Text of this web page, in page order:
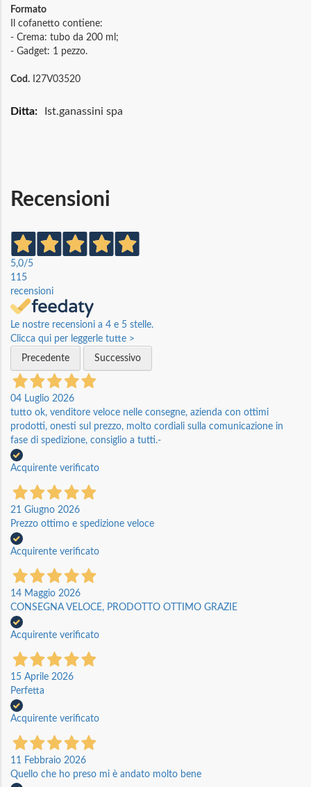
Formato
Il cofanetto contiene:
- Crema: tubo da 200 ml;
- Gadget: 1 pezzo.
Cod. I27V03520
MaggioriIst.ganassini spa
Recensioni
5,0/5
115
recensioni
Le nostre recensioni a 4 e 5 stelle.
Clicca qui per leggerle tutte >
Precedente
Successivo
04 Luglio 2026
tutto ok, venditore veloce nelle consegne, azienda con ottimi
prodotti, onesti sul prezzo, molto cordiali sulla comunicazione in
fase di spedizione, consiglio a tutti.-
Acquirente verificato
21 Giugno 2026
Prezzo ottimo e spedizione veloce
Acquirente verificato
14 Maggio 2026
CONSEGNA VELOCE, PRODOTTO OTTIMO GRAZIE
Acquirente verificato
15 Aprile 2026
Perfetta
Acquirente verificato
11 Febbraio 2026
Quello che ho preso mi è andato molto bene